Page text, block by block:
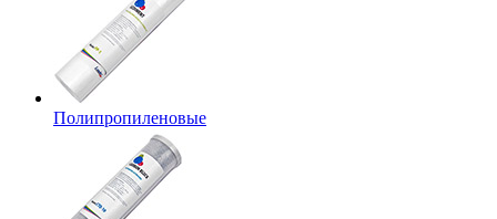
Полипропиленовые